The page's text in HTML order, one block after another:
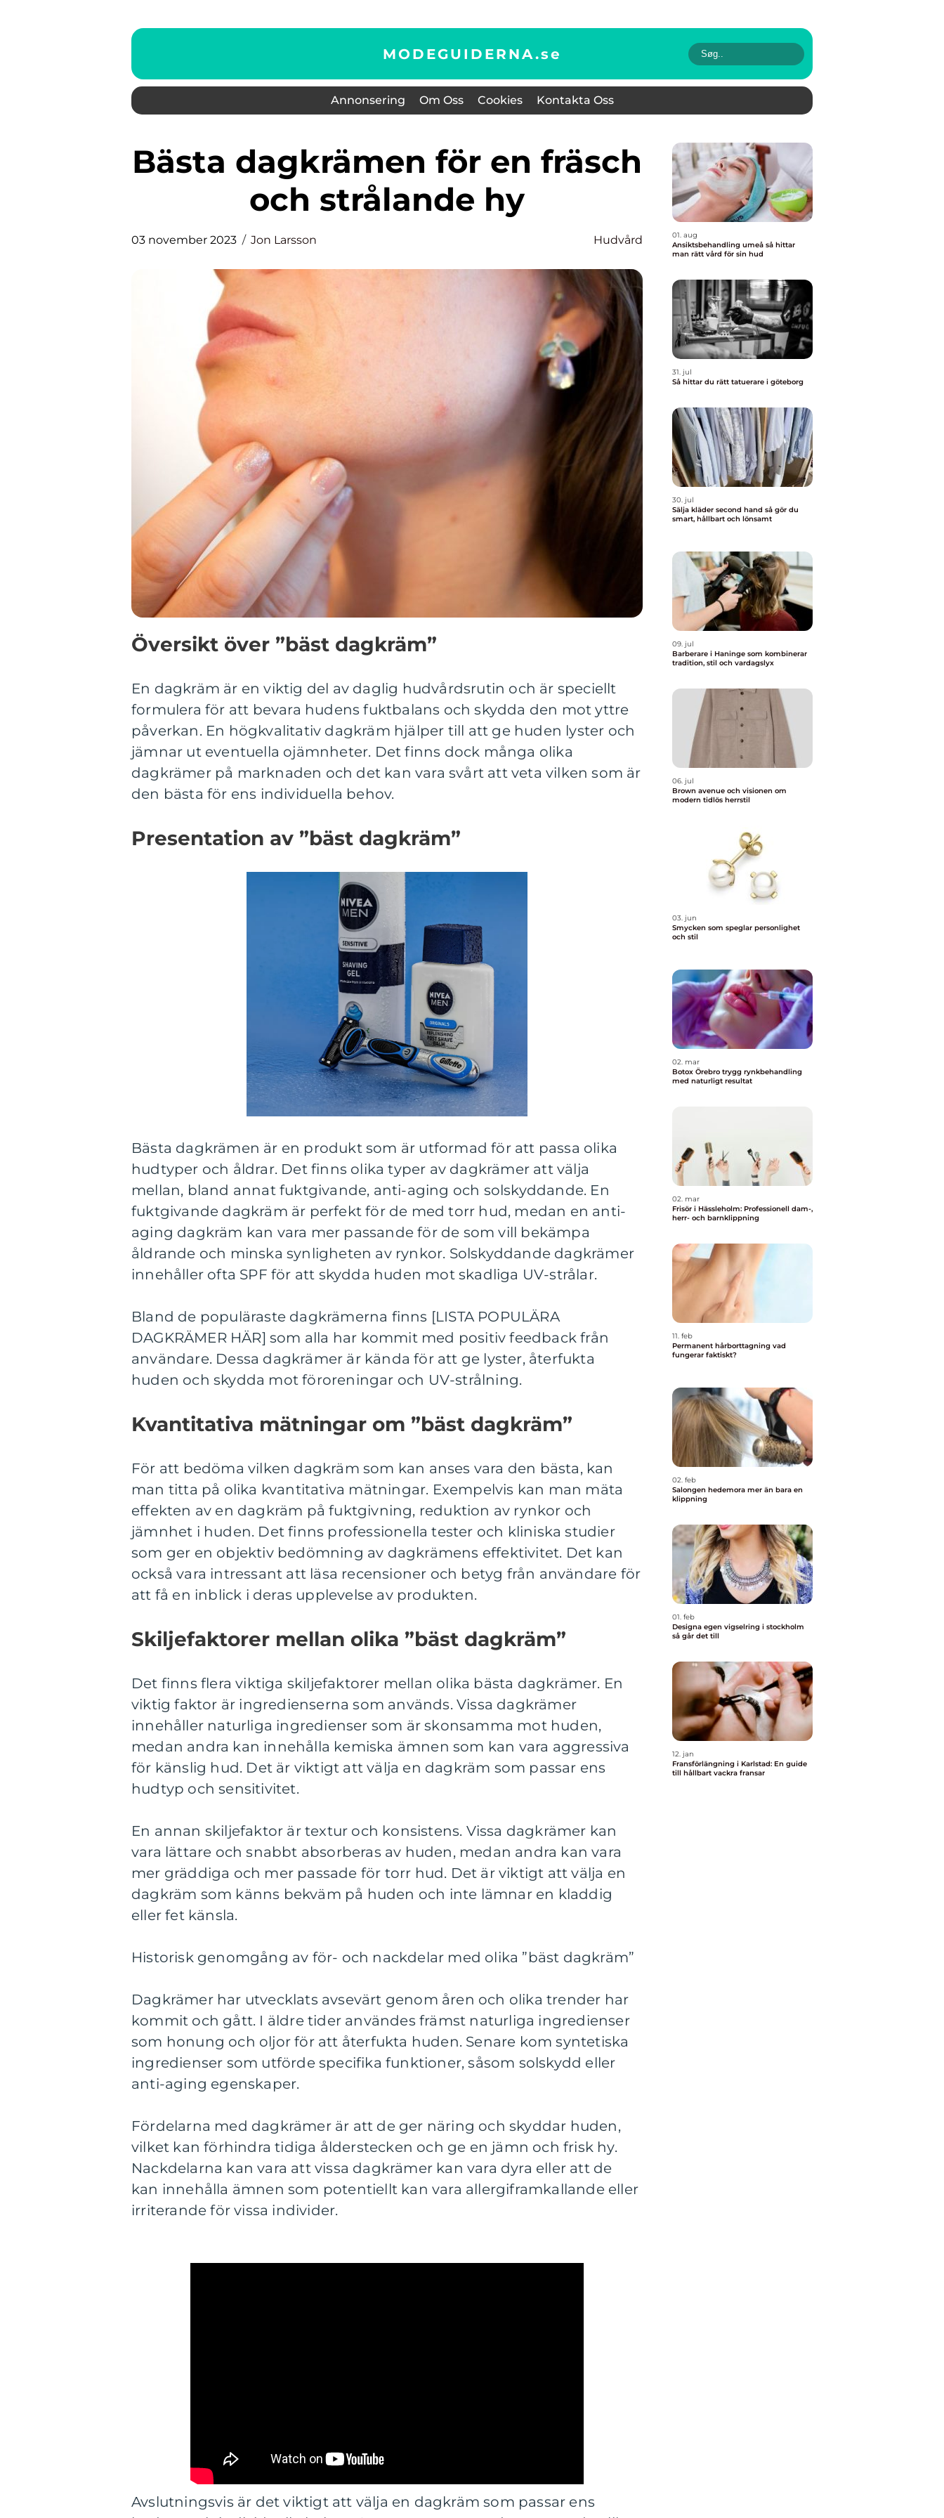
MODEGUIDERNA.se
Annonsering Om Oss Cookies Kontakta Oss
Bästa dagkrämen för en fräsch
och strålande hy
03 november 2023 Jon Larsson Hudvård
Översikt över ”bäst dagkräm”
En dagkräm är en viktig del av daglig hudvårdsrutin och är speciellt
formulera för att bevara hudens fuktbalans och skydda den mot yttre
påverkan. En högkvalitativ dagkräm hjälper till att ge huden lyster och
jämnar ut eventuella ojämnheter. Det finns dock många olika
dagkrämer på marknaden och det kan vara svårt att veta vilken som är
den bästa för ens individuella behov.
Presentation av ”bäst dagkräm”
Bästa dagkrämen är en produkt som är utformad för att passa olika
hudtyper och åldrar. Det finns olika typer av dagkrämer att välja
mellan, bland annat fuktgivande, anti-aging och solskyddande. En
fuktgivande dagkräm är perfekt för de med torr hud, medan en anti-
aging dagkräm kan vara mer passande för de som vill bekämpa
åldrande och minska synligheten av rynkor. Solskyddande dagkrämer
innehåller ofta SPF för att skydda huden mot skadliga UV-strålar.
Bland de populäraste dagkrämerna finns [LISTA POPULÄRA
DAGKRÄMER HÄR] som alla har kommit med positiv feedback från
användare. Dessa dagkrämer är kända för att ge lyster, återfukta
huden och skydda mot föroreningar och UV-strålning.
Kvantitativa mätningar om ”bäst dagkräm”
För att bedöma vilken dagkräm som kan anses vara den bästa, kan
man titta på olika kvantitativa mätningar. Exempelvis kan man mäta
effekten av en dagkräm på fuktgivning, reduktion av rynkor och
jämnhet i huden. Det finns professionella tester och kliniska studier
som ger en objektiv bedömning av dagkrämens effektivitet. Det kan
också vara intressant att läsa recensioner och betyg från användare för
att få en inblick i deras upplevelse av produkten.
Skiljefaktorer mellan olika ”bäst dagkräm”
Det finns flera viktiga skiljefaktorer mellan olika bästa dagkrämer. En
viktig faktor är ingredienserna som används. Vissa dagkrämer
innehåller naturliga ingredienser som är skonsamma mot huden,
medan andra kan innehålla kemiska ämnen som kan vara aggressiva
för känslig hud. Det är viktigt att välja en dagkräm som passar ens
hudtyp och sensitivitet.
En annan skiljefaktor är textur och konsistens. Vissa dagkrämer kan
vara lättare och snabbt absorberas av huden, medan andra kan vara
mer gräddiga och mer passade för torr hud. Det är viktigt att välja en
dagkräm som känns bekväm på huden och inte lämnar en kladdig
eller fet känsla.
Historisk genomgång av för- och nackdelar med olika ”bäst dagkräm”
Dagkrämer har utvecklats avsevärt genom åren och olika trender har
kommit och gått. I äldre tider användes främst naturliga ingredienser
som honung och oljor för att återfukta huden. Senare kom syntetiska
ingredienser som utförde specifika funktioner, såsom solskydd eller
anti-aging egenskaper.
Fördelarna med dagkrämer är att de ger näring och skyddar huden,
vilket kan förhindra tidiga ålderstecken och ge en jämn och frisk hy.
Nackdelarna kan vara att vissa dagkrämer kan vara dyra eller att de
kan innehålla ämnen som potentiellt kan vara allergiframkallande eller
irriterande för vissa individer.
Avslutningsvis är det viktigt att välja en dagkräm som passar ens
01. aug
Ansiktsbehandling umeå så hittar
man rätt vård för sin hud
31. jul
Så hittar du rätt tatuerare i göteborg
30. jul
Sälja kläder second hand så gör du
smart, hållbart och lönsamt
09. jul
Barberare i Haninge som kombinerar
tradition, stil och vardagslyx
06. jul
Brown avenue och visionen om
modern tidlös herrstil
03. jun
Smycken som speglar personlighet
och stil
02. mar
Botox Örebro trygg rynkbehandling
med naturligt resultat
02. mar
Frisör i Hässleholm: Professionell dam-,
herr- och barnklippning
11. feb
Permanent hårborttagning vad
fungerar faktiskt?
02. feb
Salongen hedemora mer än bara en
klippning
01. feb
Designa egen vigselring i stockholm
så går det till
12. jan
Fransförlängning i Karlstad: En guide
till hållbart vackra fransar